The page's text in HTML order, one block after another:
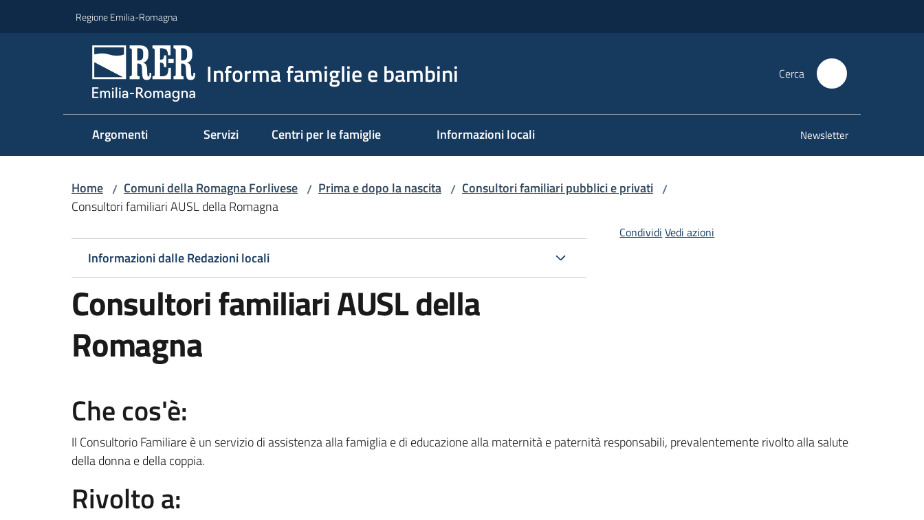
Regione Emilia-Romagna
Informa famiglie e bambini Cerca
Argomenti Servizi Centri per le famiglie Informazioni locali Newsletter
Home / Comuni della Romagna Forlivese / Prima e dopo la nascita / Consultori familiari pubblici e privati /
Consultori familiari AUSL della Romagna
Informazioni dalle Redazioni locali
Consultori familiari AUSL della
Romagna
Condividi Vedi azioni
Che cos'è:
Il Consultorio Familiare è un servizio di assistenza alla famiglia e di educazione alla maternità e paternità responsabili, prevalentemente rivolto alla salute
della donna e della coppia.
Rivolto a: